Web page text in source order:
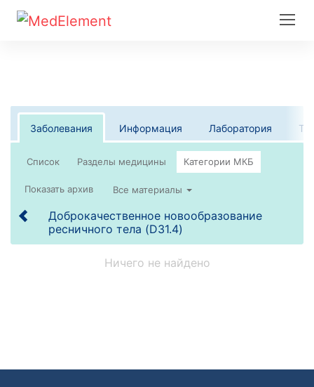
Заболевания Информация Лаборатория
Список
Все материалы
Доброкачественное новообразование
ресничного тела (D31.4)
Ничего не найдено